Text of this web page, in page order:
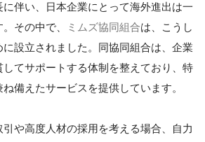
伴い、日本企業にとって海外進出は一
その中で、
ミムズ協同組合は、こうし
設立されました。同協同組合は、企業
てサポートする体制を整えており、特
備えたサービスを提供しています。
や高度人材の採用を考える場合、自力